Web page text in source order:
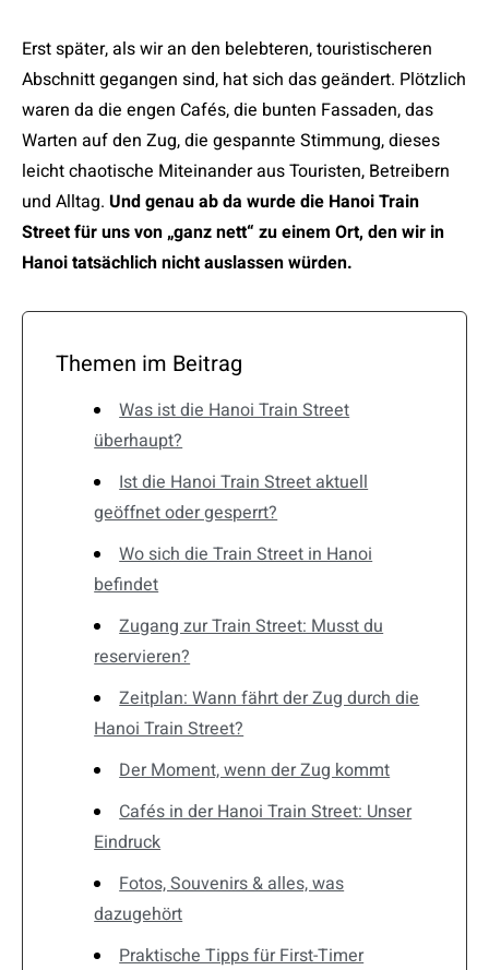
Erst später, als wir an den belebteren, touristischeren
Abschnitt gegangen sind, hat sich das geändert. Plötzlich
waren da die engen Cafés, die bunten Fassaden, das
Warten auf den Zug, die gespannte Stimmung, dieses
leicht chaotische Miteinander aus Touristen, Betreibern
und Alltag. Und genau ab da wurde die Hanoi Train
Street für uns von „ganz nett“ zu einem Ort, den wir in
Hanoi tatsächlich nicht auslassen würden.
Themen im Beitrag
Was ist die Hanoi Train Street
überhaupt?
Ist die Hanoi Train Street aktuell
geöffnet oder gesperrt?
Wo sich die Train Street in Hanoi
befindet
Zugang zur Train Street: Musst du
reservieren?
Zeitplan: Wann fährt der Zug durch die
Hanoi Train Street?
Der Moment, wenn der Zug kommt
Cafés in der Hanoi Train Street: Unser
Eindruck
Fotos, Souvenirs & alles, was
dazugehört
Praktische Tipps für First-Timer